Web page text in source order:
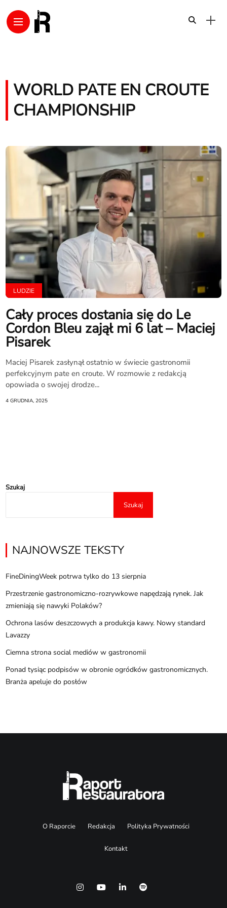
WORLD PATE EN CROUTE
CHAMPIONSHIP
LUDZIE
Cały proces dostania się do Le
Cordon Bleu zajął mi 6 lat – Maciej
Pisarek
Maciej Pisarek zasłynął ostatnio w świecie gastronomii
perfekcyjnym pate en croute. W rozmowie z redakcją
opowiada o swojej drodze...
4 GRUDNIA, 2025
Szukaj
Szukaj
NAJNOWSZE TEKSTY
FineDiningWeek potrwa tylko do 13 sierpnia
Przestrzenie gastronomiczno-rozrywkowe napędzają rynek. Jak
zmieniają się nawyki Polaków?
Ochrona lasów deszczowych a produkcja kawy. Nowy standard
Lavazzy
Ciemna strona social mediów w gastronomii
Ponad tysiąc podpisów w obronie ogródków gastronomicznych.
Branża apeluje do posłów
O Raporcie Redakcja Polityka Prywatności
Kontakt